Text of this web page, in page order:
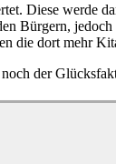
Diese werde
Bürgern,
die dort mehr
der